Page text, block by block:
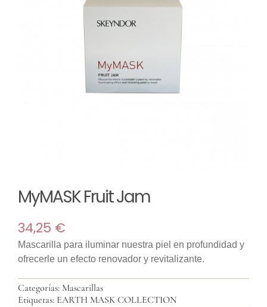
Reed difusores
Velas
MyMASK Fruit Jam
34,25 €
Mascarilla para iluminar nuestra piel en profundidad y
ofrecerle un efecto renovador y revitalizante.
Categorías: Mascarillas
Etiquetas: EARTH MASK COLLECTION